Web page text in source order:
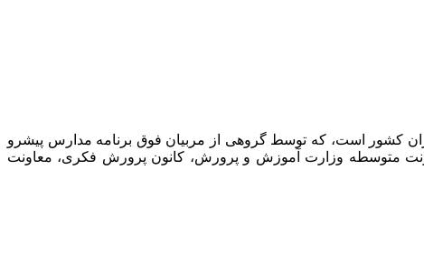
کشور است، که توسط گروهی از مربیان فوق برنامه مدارس پیشرو
متوسطه وزارت آموزش و پرورش، کانون پرورش فکری، معاونت